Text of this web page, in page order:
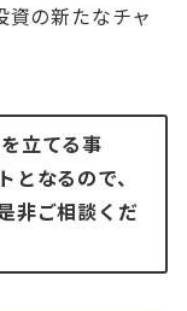
の新たなチャ
立てる事
なるので、
非ご相談くだ